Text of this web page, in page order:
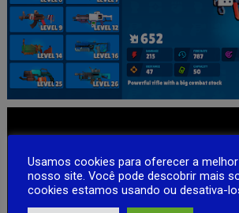
Usamos cookies para oferecer a
nosso site. Você pode descobrir mais
cookies estamos usando ou desativa-